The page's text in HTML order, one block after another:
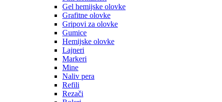
Gel hemijske olovke
Grafitne olovke
Gripovi za olovke
Gumice
Hemijske olovke
Lajneri
Markeri
Mine
Naliv pera
Refili
Rezači